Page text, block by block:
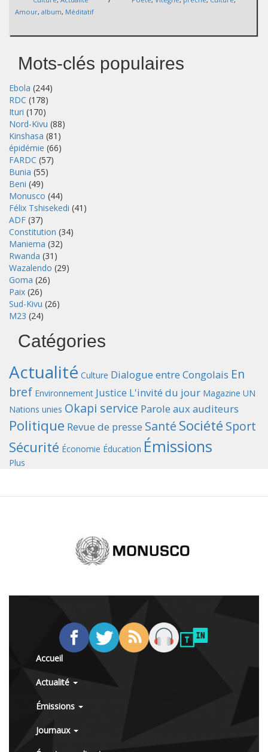
Amour, album, Méditatif
Mots-clés populaires
Ebola (244)
RDC (178)
Ituri (170)
Nord-Kivu (88)
Kinshasa (81)
épidémie (66)
FARDC (57)
Bunia (55)
Beni (49)
Monusco (44)
Félix Tshisekedi (41)
ADF (37)
Constitution (34)
Maniema (32)
Rwanda (31)
Wazalendo (29)
Goma (26)
Paix (26)
Sud-Kivu (26)
M23 (24)
Catégories
Actualité Culture Dialogue entre Congolais En
bref Environnement Justice L'invité du jour Magazine UN
Nations unies Okapi service Parole aux auditeurs
Politique Revue de presse Santé Société Sport
Sécurité Économie Éducation Émissions
Plus
Accueil
Actualité
Émissions
Journaux